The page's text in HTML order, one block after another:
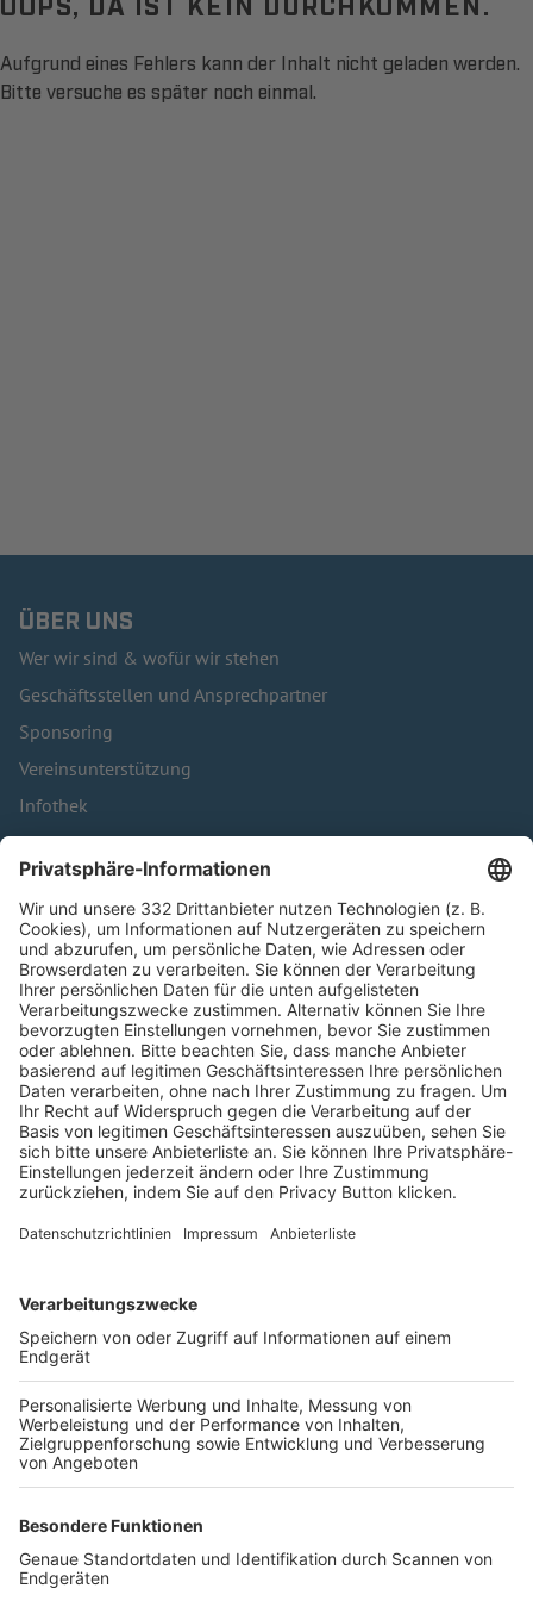
Aufgrund eines Fehlers kann der Inhalt nicht geladen werden.
Bitte versuche es später noch einmal.
ÜBER UNS
Wer wir sind & wofür wir stehen
Geschäftsstellen und Ansprechpartner
Sponsoring
Vereinsunterstützung
Infothek
Kontakt
HÄUFIG BESUCHTE SEITEN
Pässe und Vereinswechsel
Trainerausbildung
Schulungsangebot Vereinsmitarbeiter
BFV-Geschäftsstellen
Trainerbörse
Login SpielPlus
FOLGE DEM BFV
TOP-VEREINE
TOP-PARTNER